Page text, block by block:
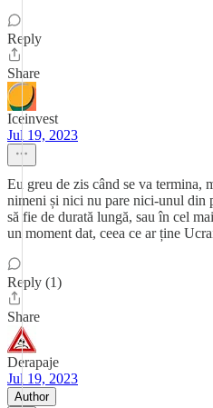
Reply
Share
Iceinvest
Jul 19, 2023
Eu greu de zis când se va termina,
nimeni și nici nu pare nici-unul din
să fie de durată lungă, sau în cel
un moment dat, ceea ce ar ține
Reply (1)
Share
Derapaje
Jul 19, 2023
Author